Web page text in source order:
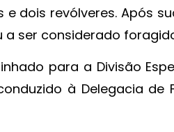
dois revólveres. Após
a ser considerado
para a Divisão
à Delegacia de